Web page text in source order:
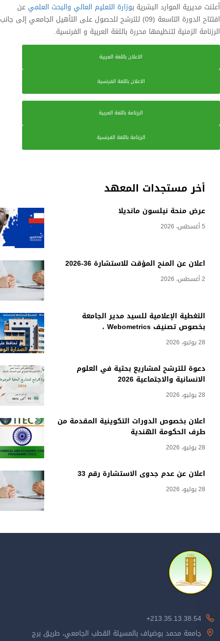
أخر مستجدات المعهد
عرض منحة نيلسون مانديلا
5 أغسطس، 2026
اعلان عن المنح المؤقت للاستشارة 36-2026
2 أغسطس، 2026
التغطية الإعلامية للسيد مدير الجامعة
بخصوص تصنيف Webometrics ،
28 يوليو، 2026
دعوة للترشح لمشاريع بحثية في العلوم
الانسانية والاجتماعية 2026
28 يوليو، 2026
اعلان بخصوص الدورات التكوينية المقدمة من
طرف الحكومة الهندية
28 يوليو، 2026
اعلان عن عدم جدوى الاستشارة رقم 33
28 يوليو، 2026
أعلنت مديرية الموارد البشرية بوزارة التعليم العالي والبحث العلمي عن
افتتاح الدورة التاسعة (09) للترشح للحصول على التأهيل الجامعي إلى جانب
الرزنامة الزمنية لتنظيمها محررة باللغة العربية و الفرنسية.
الاعلان باللغة العربية
الاعلان باللغة الفرنسية
الرزنامة باللغة العربية
الرزنامة باللغة الفرنسية
213.35.13.38.54+
جامعة محمد بوضياف بالمسيلة القطب الجامعي، طريق برج